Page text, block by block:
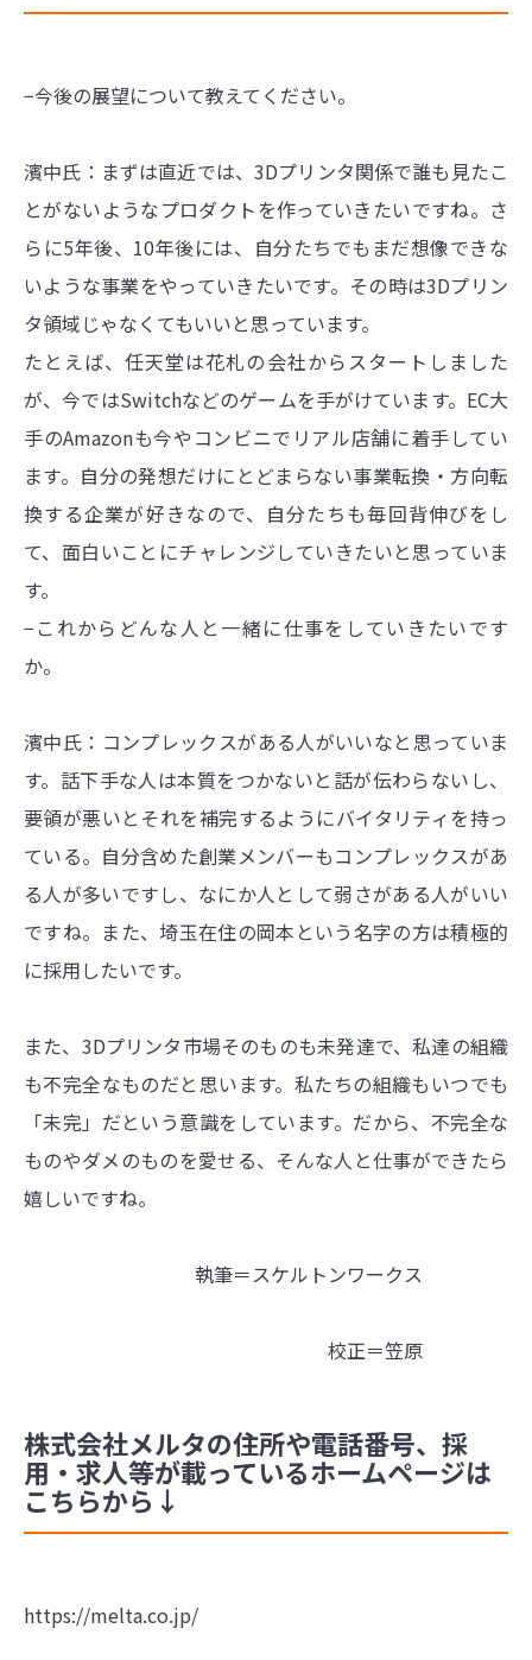
−今後の展望について教えてください。
濱中氏：まずは直近では、3Dプリンタ関係で誰も見たこ
とがないようなプロダクトを作っていきたいですね。さ
らに5年後、10年後には、自分たちでもまだ想像できな
いような事業をやっていきたいです。その時は3Dプリン
タ領域じゃなくてもいいと思っています。
たとえば、任天堂は花札の会社からスタートしました
が、今ではSwitchなどのゲームを手がけています。EC大
手のAmazonも今やコンビニでリアル店舗に着手してい
ます。自分の発想だけにとどまらない事業転換・方向転
換する企業が好きなので、自分たちも毎回背伸びをし
て、面白いことにチャレンジしていきたいと思っていま
す。
−これからどんな人と一緒に仕事をしていきたいです
か。
濱中氏：コンプレックスがある人がいいなと思っていま
す。話下手な人は本質をつかないと話が伝わらないし、
要領が悪いとそれを補完するようにバイタリティを持っ
ている。自分含めた創業メンバーもコンプレックスがあ
る人が多いですし、なにか人として弱さがある人がいい
ですね。また、埼玉在住の岡本という名字の方は積極的
に採用したいです。
また、3Dプリンタ市場そのものも未発達で、私達の組織
も不完全なものだと思います。私たちの組織もいつでも
「未完」だという意識をしています。だから、不完全な
ものやダメのものを愛せる、そんな人と仕事ができたら
嬉しいですね。
執筆＝スケルトンワークス
校正＝笠原
株式会社メルタの住所や電話番号、採
用・求人等が載っているホームページは
こちらから↓
https://melta.co.jp/